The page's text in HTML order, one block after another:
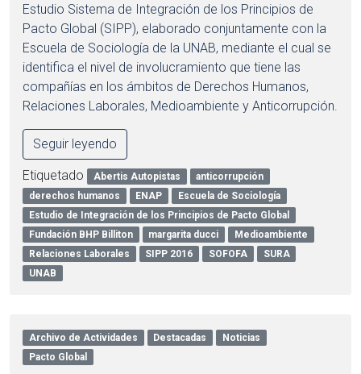
Estudio Sistema de Integración de los Principios de
Pacto Global (SIPP), elaborado conjuntamente con la
Escuela de Sociología de la UNAB, mediante el cual se
identifica el nivel de involucramiento que tiene las
compañías en los ámbitos de Derechos Humanos,
Relaciones Laborales, Medioambiente y Anticorrupción.
Seguir leyendo
Etiquetado Abertis Autopistas
anticorrupción
derechos humanos
ENAP
Escuela de Sociología
Estudio de Integración de los Principios de Pacto Global
Fundación BHP Billiton
margarita ducci
Medioambiente
Relaciones Laborales
SIPP 2016 SOFOFA
SURA
UNAB
Archivo de Actividades Destacadas
Noticias
Pacto Global